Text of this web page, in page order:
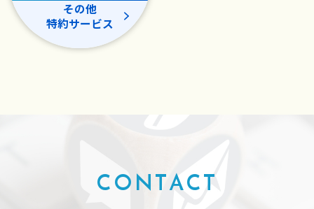
その他
特約サービス
CONTACT